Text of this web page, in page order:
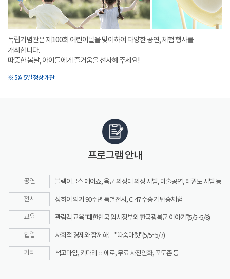
독립기념관은 제100회 어린이날을 맞이하여 다양한 공연, 체험 행사를
개최합니다.
따뜻한 봄날, 아이들에게 즐거움을 선사해 주세요!
※ 5월 5일 정상 개관
프로그램 안내
공연 블랙이글스 에어쇼, 육군 의장대 의장 시범, 마술공연, 태권도 시범 등
전시 상하이 의거 90주년 특별전시, C-47 수송기 탑승체험
교육 관람객 교육 “대한민국 임시정부와 한국광복군 이야기”(5/5~5/8)
협업 사회적 경제와 함께하는 "따숨마켓"(5/5~5/7)
기타 석고마임, 키다리 삐에로, 무료 사진인화, 포토존 등